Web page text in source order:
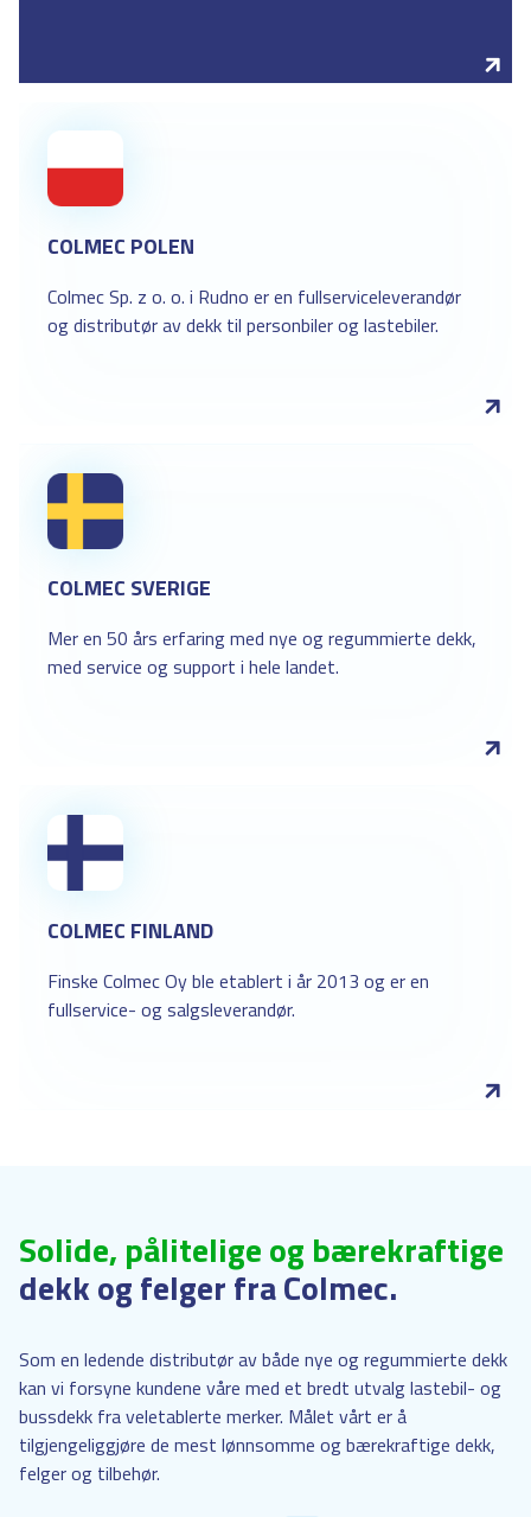
COLMEC POLEN
Colmec Sp. z o. o. i Rudno er en fullserviceleverandør
og distributør av dekk til personbiler og lastebiler.
COLMEC SVERIGE
Mer en 50 års erfaring med nye og regummierte dekk,
med service og support i hele landet.
COLMEC FINLAND
Finske Colmec Oy ble etablert i år 2013 og er en
fullservice- og salgsleverandør.
Solide, pålitelige og bærekraftige
dekk og felger fra Colmec.
Som en ledende distributør av både nye og regummierte dekk
kan vi forsyne kundene våre med et bredt utvalg lastebil- og
bussdekk fra veletablerte merker. Målet vårt er å
tilgjengeliggjøre de mest lønnsomme og bærekraftige dekk,
felger og tilbehør.